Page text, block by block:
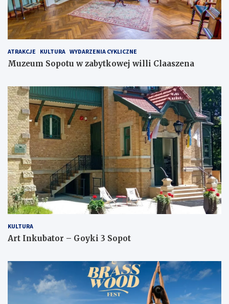
ATRAKCJE KULTURA WYDARZENIA CYKLICZNE
Muzeum Sopotu w zabytkowej willi Claaszena
KULTURA
Art Inkubator – Goyki 3 Sopot